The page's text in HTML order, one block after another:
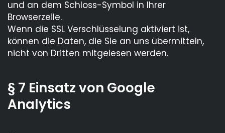
und an dem Schloss-Symbol in Ihrer
Browserzeile.
Wenn die SSL Verschlüsselung aktiviert ist,
können die Daten, die Sie an uns übermitteln,
nicht von Dritten mitgelesen werden.
§ 7 Einsatz von Google
Analytics